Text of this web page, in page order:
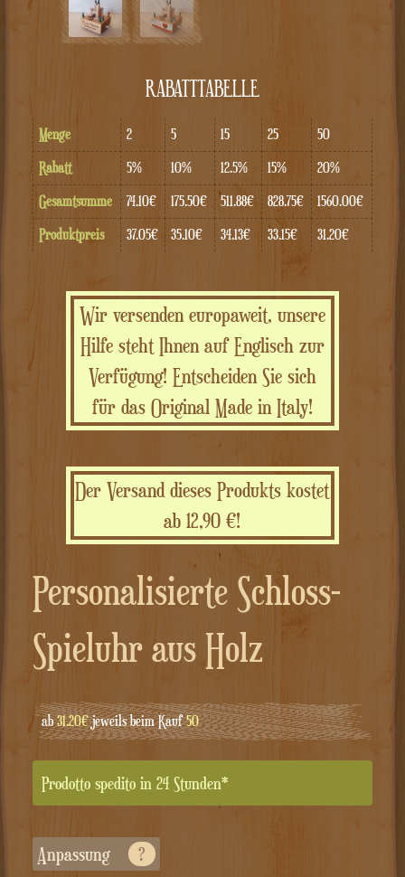
RABATTTABELLE
Menge 2 5 15 25
50
Rabatt
5% 10% 12.5% 15%
20%
Gesamtsumme
74.10€ 175.50€ 511.88€ 828.75€
1560.00€
Produktpreis
37.05€ 35.10€ 34.13€ 33.15€ 31.20€
Wir versenden europaweit, unsere
Hilfe steht Ihnen auf Englisch zur
Verfügung! Entscheiden Sie sich
für das Original Made in Italy!
Der Versand dieses Produkts kostet
ab 12,90 €!
Personalisierte Schloss-
Spieluhr aus Holz
ab31.20€jeweils beim Kauf50
Prodotto spedito in 24 Stunden*
Anpassung ?